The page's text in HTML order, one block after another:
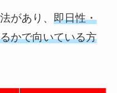
があり、 即日性・
かで向いている方